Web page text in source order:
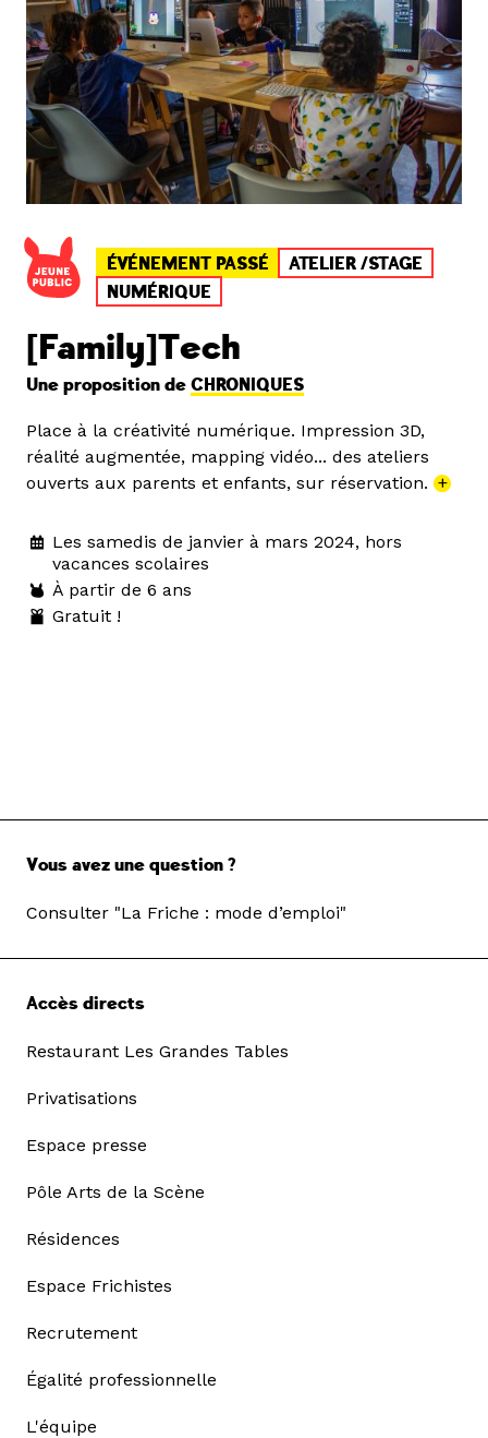
ÉVÉNEMENT PASSÉ
ATELIER /STAGE
NUMÉRIQUE
[Family]Tech
Une proposition de CHRONIQUES
Place à la créativité numérique. Impression 3D,
réalité augmentée, mapping vidéo... des ateliers
ouverts aux parents et enfants, sur réservation. +
Les samedis de janvier à mars 2024, hors
vacances scolaires
À partir de 6 ans
Gratuit !
Vous avez une question ?
Consulter "La Friche : mode d’emploi"
Accès directs
Restaurant Les Grandes Tables
Privatisations
Espace presse
Pôle Arts de la Scène
Résidences
Espace Frichistes
Recrutement
Égalité professionnelle
L'équipe